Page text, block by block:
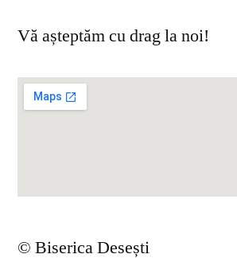
Vă așteptăm cu drag la noi!
© Biserica Desești